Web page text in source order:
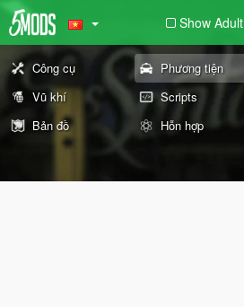
Show Adult
Công cụ Phương tiện
Vũ khí
Scripts
Bản đồ
Hỗn hợp